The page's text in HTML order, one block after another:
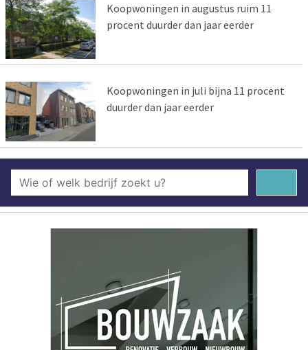
Koopwoningen in augustus ruim 11
procent duurder dan jaar eerder
Koopwoningen in juli bijna 11 procent
duurder dan jaar eerder